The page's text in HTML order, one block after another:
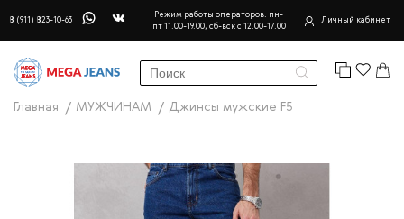
8 (911) 823-10-63
Режим работы операторов: пн-
пт 11.00-19.00, сб-вск с 12.00-17.00
Личный кабинет
Главная МУЖЧИНАМ Джинсы мужские F5